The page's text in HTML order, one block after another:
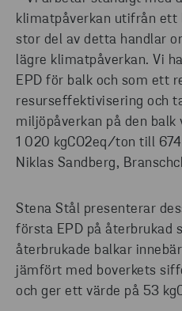
klimatpåverkan utifrån ett
stor del av detta handlar
lägre klimatpåverkan. Vi
EPD för balk och som ett
resurseffektivisering och
miljöpåverkan på den
1 020 kgCO2eq/ton till
Niklas Sandberg,
Stena Stål presenterar
första EPD på återbrukad
återbrukade balkar
jämfört med boverkets
och ger ett värde på 53